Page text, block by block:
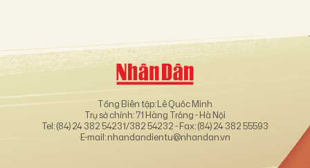
Tổng Biên tập: Lê Quốc Minh
Trụ sở chính: 71 Hàng Trống - Hà Nội
Tel: (84) 24 382 54231/382 54232 - Fax: (84) 24 382 55593
E-mail: nhandandientu@nhandan.vn